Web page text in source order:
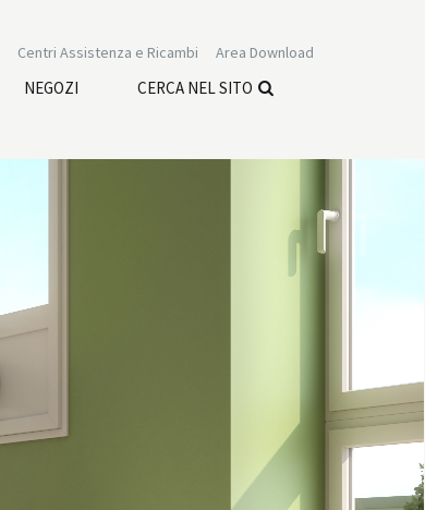
Area Download
Centri Assistenza e Ricambi
NEGOZI
CERCA NEL SITO